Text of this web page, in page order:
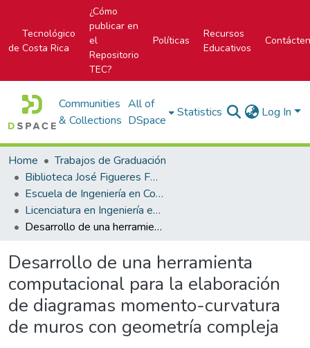
Tecnológico
de Costa Rica
¿Cómo
publicar en
el
Repositorio
TEC?
Políticas
Recursos
Educativos
Communities
& Collections
All of
DSpace
Statistics Log In
Home
Trabajos de Graduación
Biblioteca José Figueres Ferrer
Escuela de Ingeniería en Construcción
Licenciatura en Ingeniería en Construcción
Desarrollo de una herramienta computacional para la elaboración de diagramas momento-curvatura de muros con geometría compleja
Desarrollo de una herramienta
computacional para la elaboración
de diagramas momento-curvatura
de muros con geometría compleja